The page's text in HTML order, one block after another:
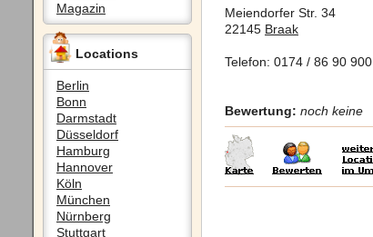
Magazin
Locations
Berlin
Bonn
Darmstadt
Düsseldorf
Hamburg
Hannover
Köln
München
Nürnberg
Stuttgart
Meiendorfer Str. 34
22145 Braak
Telefon: 0174 / 86 90 900
Bewertung: noch keine